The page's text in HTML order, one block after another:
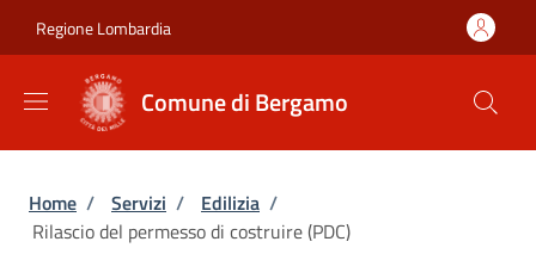
Regione Lombardia
Comune di Bergamo
Briciole di pane
Home / Servizi / Edilizia /
Rilascio del permesso di costruire (PDC)